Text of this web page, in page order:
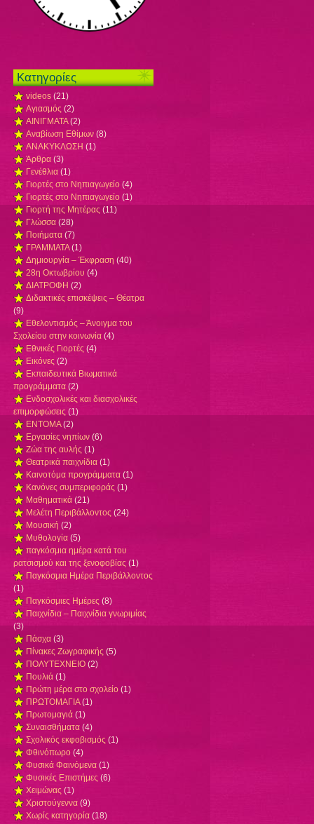
Kατηγορίες
videos (21)
Αγιασμός (2)
ΑΙΝΙΓΜΑΤΑ(2)
Αναβίωση Εθίμων (8)
ΑΝΑΚΥΚΛΩΣΗ (1)
Άρθρα (3)
Γενέθλια (1)
Γιορτές στο Νηπιαγωγείο (4)
Γιορτές στο Νηπιαγωγείο (1)
Γιορτή της Μητέρας (11)
Γλώσσα (28)
Ποιήματα (7)
ΓΡΑΜΜΑΤΑ(1)
Δημιουργία – Έκφραση (40)
28η Οκτωβρίου (4)
ΔΙΑΤΡΟΦΗ (2)
Διδακτικές επισκέψεις – Θέατρα
(9)
Εθελοντισμός – Άνοιγμα του
Σχολείου στην κοινωνία (4)
Εθνικές Γιορτές (4)
Εικόνες (2)
Εκπαιδευτικά Βιωματικά
προγράμματα (2)
Ενδοσχολικές και διασχολικές
επιμορφώσεις (1)
ΕΝΤΟΜΑ(2)
Εργασίες νηπίων (6)
Ζώα της αυλής (1)
Θεατρικά παιχνίδια (1)
Καινοτόμα προγράμματα (1)
Κανόνες συμπεριφοράς (1)
Μαθηματικά (21)
Μελέτη Περιβάλλοντος (24)
Μουσική (2)
Μυθολογία (5)
παγκόσμια ημέρα κατά του
ρατσισμού και της ξενοφοβίας (1)
Παγκόσμια Ημέρα Περιβάλλοντος
(1)
Παγκόσμιες Ημέρες (8)
Παιχνίδια – Παιχνίδια γνωριμίας
(3)
Πάσχα (3)
Πίνακες Ζωγραφικής (5)
ΠΟΛΥΤΕΧΝΕΙΟ (2)
Πουλιά (1)
Πρώτη μέρα στο σχολείο (1)
ΠΡΩΤΟΜΑΓΙΑ(1)
Πρωτομαγιά (1)
Συναισθήματα (4)
Σχολικός εκφοβισμός (1)
Φθινόπωρο (4)
Φυσικά Φαινόμενα (1)
Φυσικές Επιστήμες (6)
Χειμώνας (1)
Χριστούγεννα (9)
Χωρίς κατηγορία (18)